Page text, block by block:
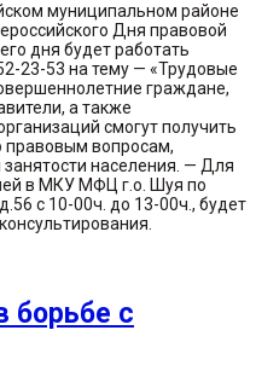
муниципальном районе
Дня правовой
дня будет работать
23-53 на тему — «Трудовые
граждане,
а также
смогут получить
правовым вопросам,
населения. — Для
в МКУ МФЦ г.о. Шуя по
с 10-00ч. до 13-00ч., будет
борьбе с